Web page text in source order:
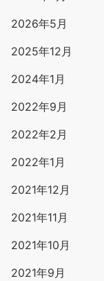
2026年5月
2025年12月
2024年1月
2022年9月
2022年2月
2022年1月
2021年12月
2021年11月
2021年10月
2021年9月